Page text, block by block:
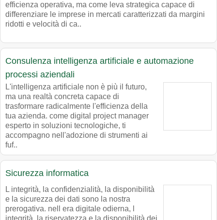
efficienza operativa, ma come leva strategica capace di
differenziare le imprese in mercati caratterizzati da margini
ridotti e velocità di ca..
Consulenza intelligenza artificiale e automazione
processi aziendali
L'intelligenza artificiale non è più il futuro,
ma una realtà concreta capace di
trasformare radicalmente l'efficienza della
tua azienda. come digital project manager
esperto in soluzioni tecnologiche, ti
accompagno nell'adozione di strumenti ai
fuf..
Sicurezza informatica
L integrità, la confidenzialità, la disponibilità
e la sicurezza dei dati sono la nostra
prerogativa. nell era digitale odierna, l